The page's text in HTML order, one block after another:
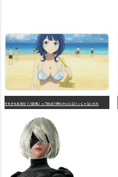
そもそも名字が「八奈見」って時点で明らかにヒロインじゃないだろ